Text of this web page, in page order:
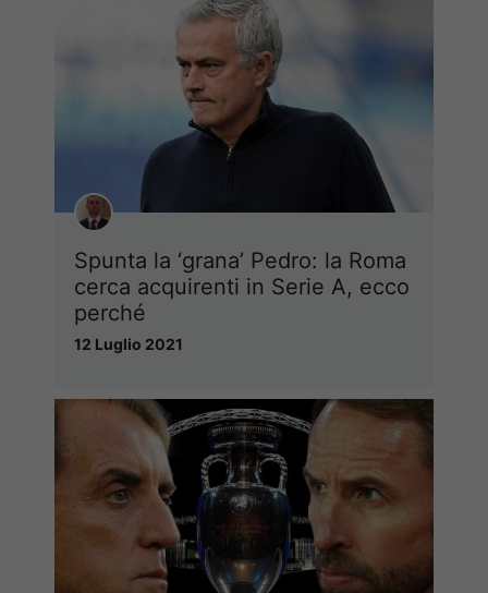
Spunta la ‘grana’ Pedro: la Roma
cerca acquirenti in Serie A, ecco
perché
12 Luglio 2021